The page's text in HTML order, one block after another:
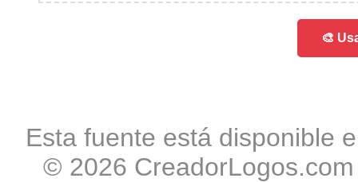
🎨
Esta fuente está disponible
© 2026